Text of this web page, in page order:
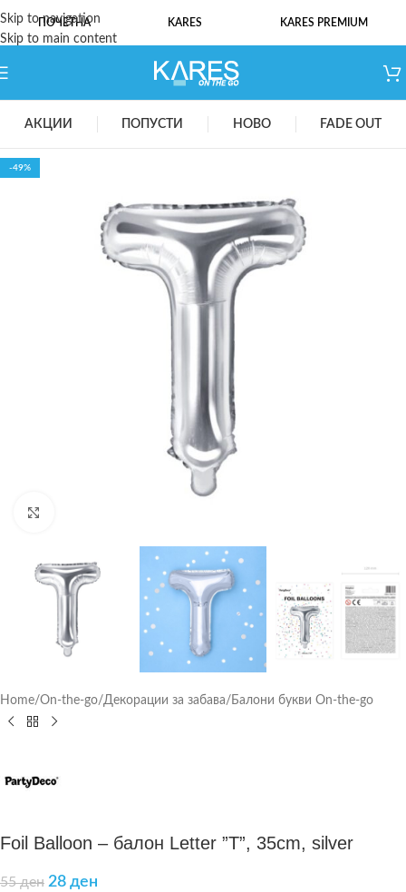
Skip to navigation
Skip to main content
ПОЧЕТНА KARES KARES PREMIUM
АКЦИИ ПОПУСТИ НОВО FADE OUT
-49%
Home/On-the-go/Декорации за забава/ Балони букви On-the-go
Foil Balloon – балон Letter ”T”, 35cm, silver
55ден 28 ден